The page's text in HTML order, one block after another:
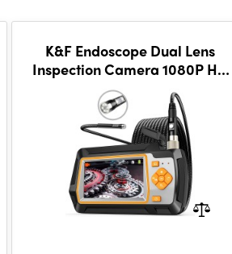
K&F Endoscope Dual Lens
Inspection Camera 1080P HD
Borescope, 5m